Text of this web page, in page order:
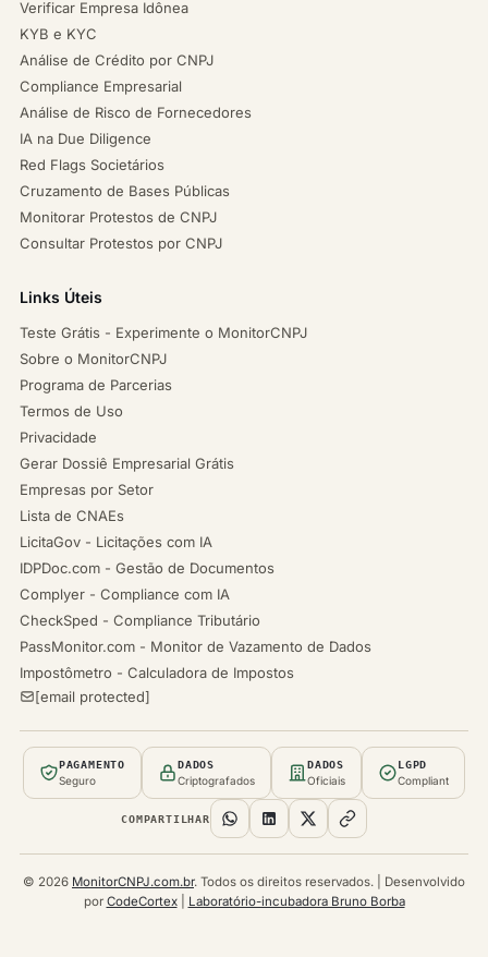
Verificar Empresa Idônea
KYB e KYC
Análise de Crédito por CNPJ
Compliance Empresarial
Análise de Risco de Fornecedores
IA na Due Diligence
Red Flags Societários
Cruzamento de Bases Públicas
Monitorar Protestos de CNPJ
Consultar Protestos por CNPJ
Links Úteis
Teste Grátis - Experimente o MonitorCNPJ
Sobre o MonitorCNPJ
Programa de Parcerias
Termos de Uso
Privacidade
Gerar Dossiê Empresarial Grátis
Empresas por Setor
Lista de CNAEs
LicitaGov - Licitações com IA
IDPDoc.com - Gestão de Documentos
Complyer - Compliance com IA
CheckSped - Compliance Tributário
PassMonitor.com - Monitor de Vazamento de Dados
Impostômetro - Calculadora de Impostos
[email protected]
PAGAMENTO
Seguro
DADOS
Criptografados
DADOS
Oficiais
LGPD
Compliant
COMPARTILHAR
© 2026 MonitorCNPJ.com.br. Todos os direitos reservados. | Desenvolvido
por CodeCortex| Laboratório-incubadora Bruno Borba